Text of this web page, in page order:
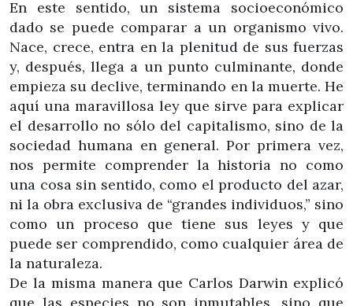
En este sentido, un sistema socioeconómico
dado se puede comparar a un organismo vivo.
Nace, crece, entra en la plenitud de sus fuerzas
y, después, llega a un punto culminante, donde
empieza su declive, terminando en la muerte. He
aquí una maravillosa ley que sirve para explicar
el desarrollo no sólo del capitalismo, sino de la
sociedad humana en general. Por primera vez,
nos permite comprender la historia no como
una cosa sin sentido, como el producto del azar,
ni la obra exclusiva de “grandes individuos,” sino
como un proceso que tiene sus leyes y que
puede ser comprendido, como cualquier área de
la naturaleza.
De la misma manera que Carlos Darwin explicó